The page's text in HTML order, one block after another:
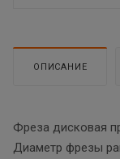
ОПИСАНИЕ
Фреза дисковая
Диаметр фрезы